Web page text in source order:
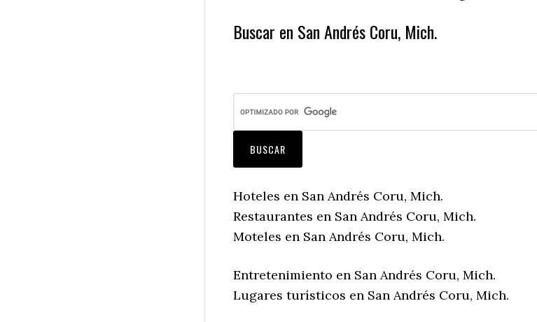
Buscar en San Andrés Coru, Mich.
Hoteles en San Andrés Coru, Mich.
Restaurantes en San Andrés Coru, Mich.
Moteles en San Andrés Coru, Mich.
Entretenimiento en San Andrés Coru, Mich.
Lugares turísticos en San Andrés Coru, Mich.